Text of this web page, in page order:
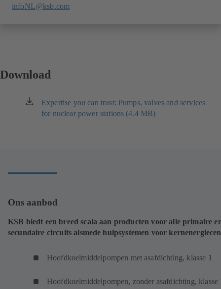
infoNL@ksb.com
Download
Expertise you can trust: Pumps, valves and services
for nuclear power stations (4.4 MB)
(opent
in
Ons aanbod
KSB biedt een breed scala aan producten voor alle primaire
secundaire circuits alsmede hulpsystemen voor
Hoofdkoelmiddelpompen met asafdichting, klasse 1
Hoofdkoelmiddelpompen, zonder asafdichting, klasse